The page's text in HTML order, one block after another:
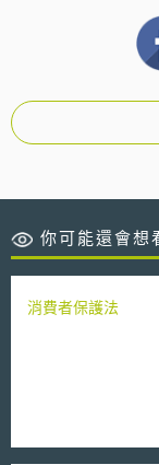
你可能還會想
消費者保護法